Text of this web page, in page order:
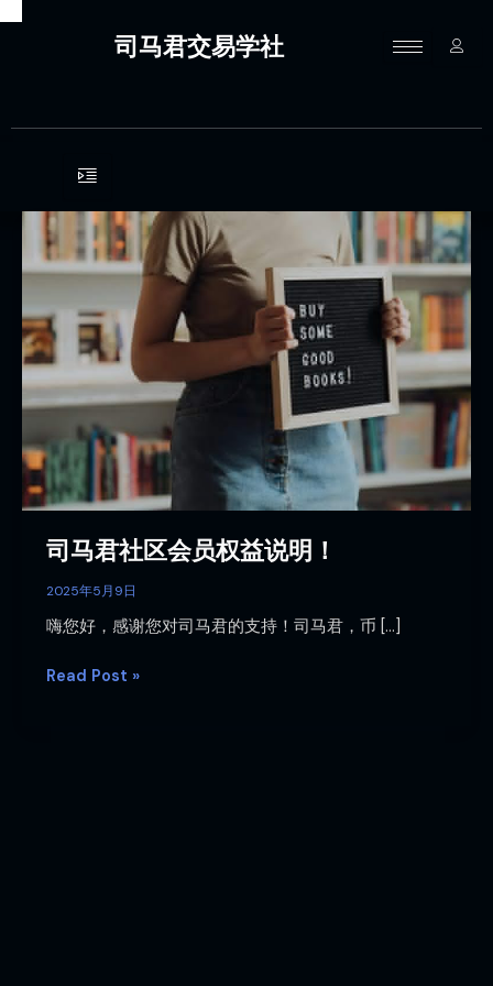
司马君交易学社
司马君社区会员权益说明！
2025年5月9日
嗨您好，感谢您对司马君的支持！司马君，币 […]
司
马
君
区
会
员
权
说
明！
Read Post »